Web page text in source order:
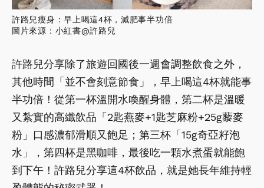
許路兒瘦身：早上喝這4杯，減肥事半功倍
圖片來源：小紅書@許路兒
許路兒分享除了旅遊回國後一週會調整飲食之外，
其他時間「並不會刻意節食」，早上喝這4杯就能事
半功倍！從第一杯溫開水喚醒身體，第二杯是溫暖
又紮實的高纖飲品「2匙燕麥+1匙芝麻粉+25g藜麥
粉」口感濃郁滑順又飽足；第三杯「15g奇亞籽泡
水」，第四杯是黑咖啡，最後吃一顆水煮蛋就能飽
到下午！許路兒分享這4杯飲品，就是她長年維持輕